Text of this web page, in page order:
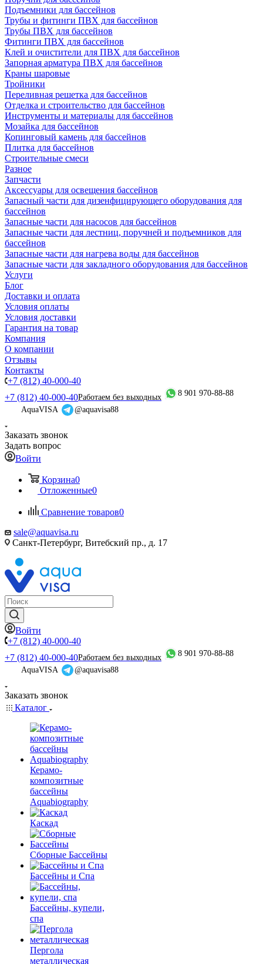
Подъемники для бассейнов
Трубы и фитинги ПВХ для бассейнов
Трубы ПВХ для бассейнов
Фитинги ПВХ для бассейнов
Клей и очистители для ПВХ для бассейнов
Запорная арматура ПВХ для бассейнов
Краны шаровые
Тройники
Переливная решетка для бассейнов
Отделка и строительство для бассейнов
Инструменты и материалы для бассейнов
Мозайка для бассейнов
Копинговый камень для бассейнов
Плитка для бассейнов
Строительные смеси
Разное
Запчасти
Аксессуары для освещения бассейнов
Запасный части для дизенфицирующего оборудования для
бассейнов
Запасные части для насосов для бассейнов
Запасные части для лестниц, поручней и подъемников для
бассейнов
Запасные части для нагрева воды для бассейнов
Запасные части для закладного оборудования для бассейнов
Услуги
Блог
Доставки и оплата
Условия оплаты
Условия доставки
Гарантия на товар
Компания
О компании
Отзывы
Контакты
+7 (812) 40-000-40
+7 (812) 40-000-40Работаем без выходных
8 901 970-88-88
AquaVISA
@aquavisa88
Заказать звонок
Задать вопрос
Войти
Корзина0
Отложенные0
Сравнение товаров0
sale@aquavisa.ru
Санкт-Петербург, Витебский пр., д. 17
Войти
+7 (812) 40-000-40
+7 (812) 40-000-40Работаем без выходных
8 901 970-88-88
AquaVISA
@aquavisa88
Заказать звонок
Каталог
Керамо-
композитные
бассейны
Aquabiography
Каскад
Сборные Бассейны
Бассейны и Спа
Бассейны, купели,
спа
Пергола
металлическая